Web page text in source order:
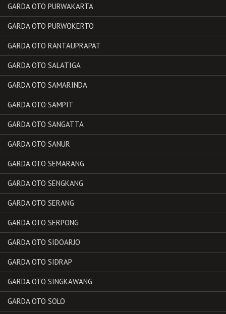
GARDA OTO PURWAKARTA
GARDA OTO PURWOKERTO
GARDA OTO RANTAUPRAPAT
GARDA OTO SALATIGA
GARDA OTO SAMARINDA
GARDA OTO SAMPIT
GARDA OTO SANGATTA
GARDA OTO SANUR
GARDA OTO SEMARANG
GARDA OTO SENGKANG
GARDA OTO SERANG
GARDA OTO SERPONG
GARDA OTO SIDOARJO
GARDA OTO SIDRAP
GARDA OTO SINGKAWANG
GARDA OTO SOLO